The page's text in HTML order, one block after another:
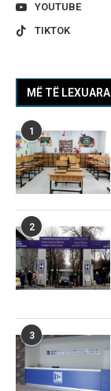
YOUTUBE
TIKTOK
MË TË LEXUARA
1
2
3